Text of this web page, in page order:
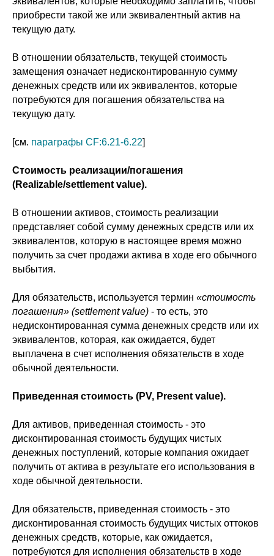
приобрести такой же или эквивалентный актив на
текущую дату.
В отношении обязательств, текущей стоимость
замещения означает недисконтированную сумму
денежных средств или их эквивалентов, которые
потребуются для погашения обязательства на
текущую дату.
[см. параграфы CF:6.21-6.22]
Cтоимость реализации/погашения
(Realizable/settlement value).
В отношении активов, стоимость реализации
представляет собой сумму денежных средств или их
эквивалентов, которую в настоящее время можно
получить за счет продажи актива в ходе его обычного
выбытия.
Для обязательств, используется термин «стоимость
погашения» (settlement value) - то есть, это
недисконтированная сумма денежных средств или их
эквивалентов, которая, как ожидается, будет
выплачена в счет исполнения обязательств в ходе
обычной деятельности.
Приведенная стоимость (PV, Present value).
Для активов, приведенная стоимость - это
дисконтированная стоимость будущих чистых
денежных поступлений, которые компания ожидает
получить от актива в результате его использования в
ходе обычной деятельности.
Для обязательств, приведенная стоимость - это
дисконтированная стоимость будущих чистых оттоков
денежных средств, которые, как ожидается,
потребуются для исполнения обязательств в ходе